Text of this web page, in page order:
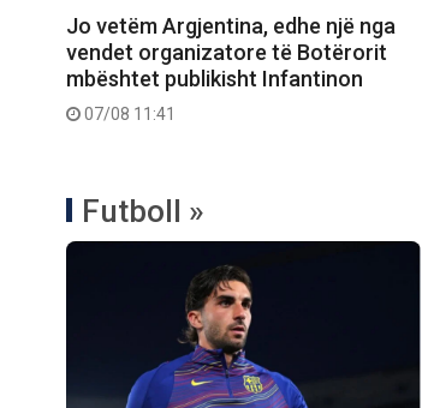
Jo vetëm Argjentina, edhe një nga
vendet organizatore të Botërorit
mbështet publikisht Infantinon
07/08 11:41
Futboll »